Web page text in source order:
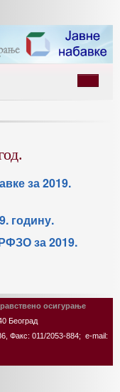
за 2019.
годину.
за 2019.
осигурање
Београд
Факс: 011/2053-884; e-mail: